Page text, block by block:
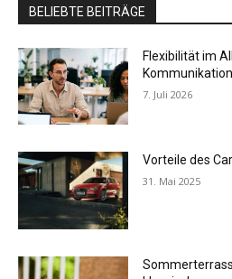
BELIEBTE BEITRÄGE
Flexibilität im
7. Juli 2026
Vorteile des
31. Mai 2025